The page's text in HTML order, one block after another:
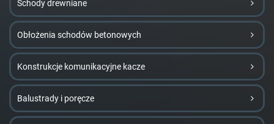
Schody drewniane
Obłożenia schodów betonowych
Konstrukcje komunikacyjne kacze
Balustrady i poręcze